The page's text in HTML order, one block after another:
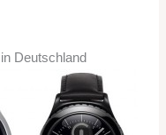
Deutschland